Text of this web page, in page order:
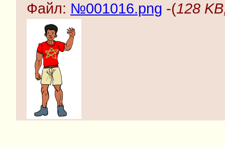
Файл: №001016.png -(128